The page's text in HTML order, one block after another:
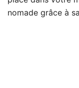
nomade grâce à